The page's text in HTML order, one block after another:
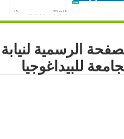
الرسمية
للبيداغوجيا